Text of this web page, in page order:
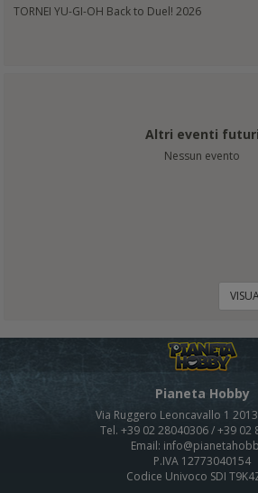
TORNEI YU-GI-OH Back to Duel! 2026
Altri eventi futuri
Nessun evento
Pianeta Hobby
Via Ruggero Leoncavallo 1
Tel. +39 02 28040306 / +39 02
Email:
P.IVA 12773040154
Codice Univoco SDI